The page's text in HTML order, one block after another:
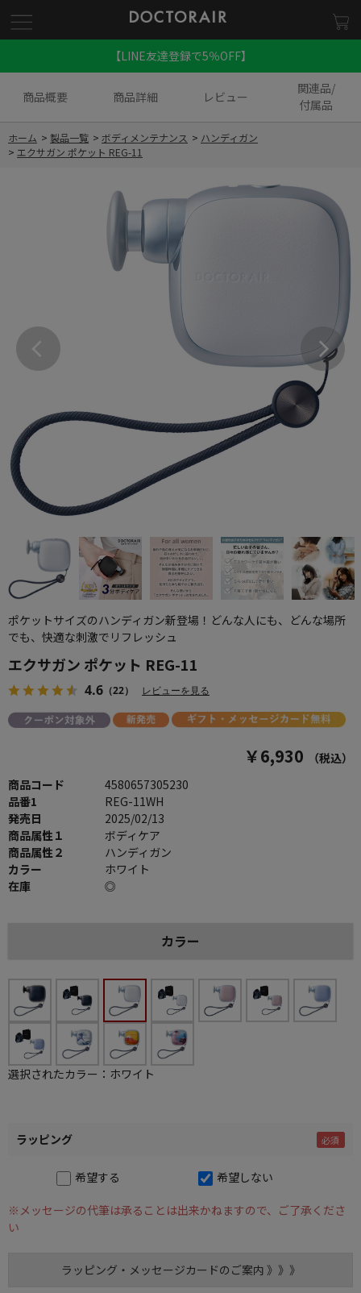
【LINE友達登録で5％OFF】
商品概要 商品詳細 レビュー
関連品/
付属品
ホーム > 製品一覧 > ボディメンテナンス > ハンディガン
> エクサガン ポケット REG-11
エクサガン ポケット REG-11
4.6 （22） レビューを見る
ポケットサイズのハンディガン新登場！どんな人にも、どんな場所
でも、快適な刺激でリフレッシュ
￥6,930
（税込）
商品コード
4580657305230
品番1
REG-11WH
発売日
2025/02/13
商品属性１
ボディケア
商品属性２
ハンディガン
カラー
ホワイト
在庫
◎
ラッピング
希望する 希望しない
※メッセージの代筆は承ることは出来かねますので、ご了承くださ
い
ラッピング・メッセージカードのご案内 》》》
カラー
選択されたカラー：ホワイト